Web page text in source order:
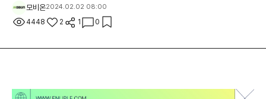
모비온2024.02.02 08:00
4448 2 1 0